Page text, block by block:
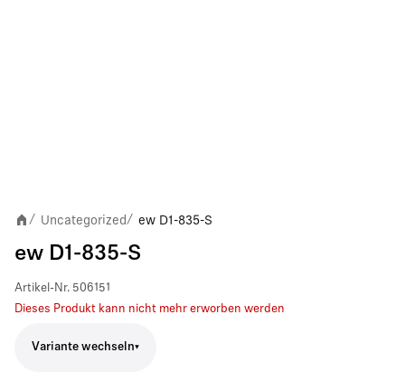
/ Uncategorized/ ew D1-835-S
ew D1-835-S
Artikel-Nr. 506151
Dieses Produkt kann nicht mehr erworben werden
Variante wechseln